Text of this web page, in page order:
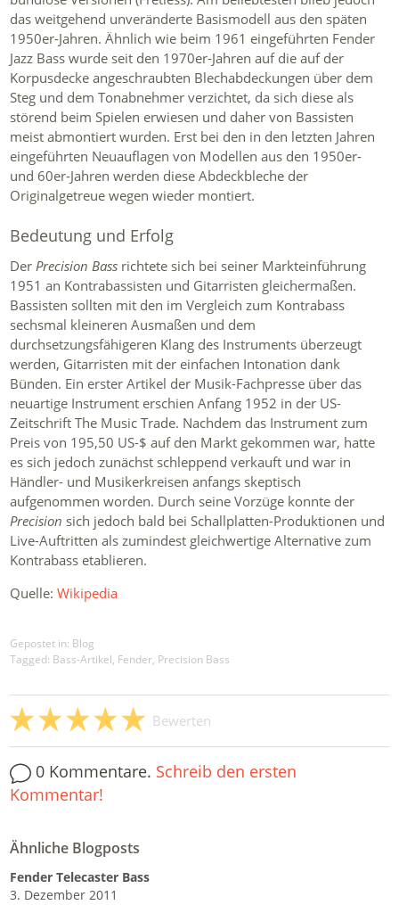
das weitgehend unveränderte Basismodell aus den späten
1950er-Jahren. Ähnlich wie beim 1961 eingeführten Fender
Jazz Bass wurde seit den 1970er-Jahren auf die auf der
Korpusdecke angeschraubten Blechabdeckungen über dem
Steg und dem Tonabnehmer verzichtet, da sich diese als
störend beim Spielen erwiesen und daher von Bassisten
meist abmontiert wurden. Erst bei den in den letzten Jahren
eingeführten Neuauflagen von Modellen aus den 1950er-
und 60er-Jahren werden diese Abdeckbleche der
Originalgetreue wegen wieder montiert.
Bedeutung und Erfolg
Der Precision Bass richtete sich bei seiner Markteinführung
1951 an Kontrabassisten und Gitarristen gleichermaßen.
Bassisten sollten mit den im Vergleich zum Kontrabass
sechsmal kleineren Ausmaßen und dem
durchsetzungsfähigeren Klang des Instruments überzeugt
werden, Gitarristen mit der einfachen Intonation dank
Bünden. Ein erster Artikel der Musik-Fachpresse über das
neuartige Instrument erschien Anfang 1952 in der US-
Zeitschrift The Music Trade. Nachdem das Instrument zum
Preis von 195,50 US-$ auf den Markt gekommen war, hatte
es sich jedoch zunächst schleppend verkauft und war in
Händler- und Musikerkreisen anfangs skeptisch
aufgenommen worden. Durch seine Vorzüge konnte der
Precision sich jedoch bald bei Schallplatten-Produktionen und
Live-Auftritten als zumindest gleichwertige Alternative zum
Kontrabass etablieren.
Quelle:Wikipedia
Gepostet in: Blog
Tagged: Bass-Artikel, Fender, Precision Bass
Bewerten
0 Kommentare. Schreib den ersten
Kommentar!
Ähnliche Blogposts
Fender Telecaster Bass
3. Dezember 2011